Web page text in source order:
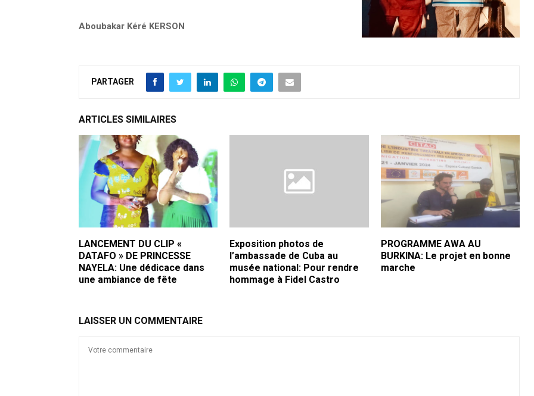
Aboubakar Kéré KERSON
PARTAGER
ARTICLES SIMILAIRES
LANCEMENT DU CLIP «
DATAFO » DE PRINCESSE
NAYELA: Une dédicace dans
une ambiance de fête
Exposition photos de
l’ambassade de Cuba au
musée national: Pour rendre
hommage à Fidel Castro
PROGRAMME AWA AU
BURKINA: Le projet en bonne
marche
LAISSER UN COMMENTAIRE